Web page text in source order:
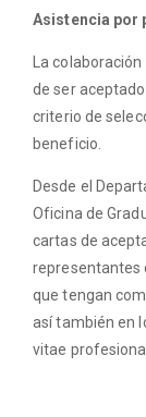
Asistencia por
La
de ser
criterio de
beneficio.
Desde el
Oficina de
cartas de
representantes
que tengan
así también en
vitae